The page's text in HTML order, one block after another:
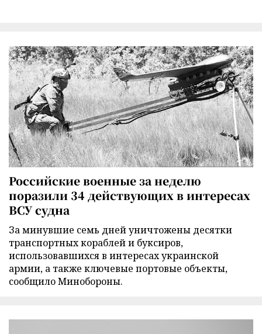
Российские военные за неделю
поразили 34 действующих в интересах
ВСУ судна
За минувшие семь дней уничтожены десятки
транспортных кораблей и буксиров,
использовавшихся в интересах украинской
армии, а также ключевые портовые объекты,
сообщило Минобороны.